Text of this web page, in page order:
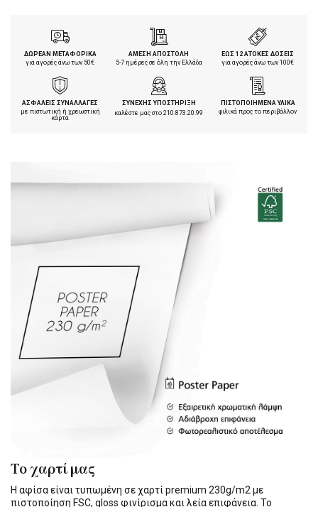
ΔΩΡΕΑΝ ΜΕΤΑΦΟΡΙΚΑ
για αγορές άνω των 50€
ΑΜΕΣΗ ΑΠΟΣΤΟΛΗ
5-7 ημέρες σε όλη την Ελλάδα
ΕΩΣ 12 ΑΤΟΚΕΣ ΔΟΣΕΙΣ
για αγορές άνω των 100€
ΑΣΦΑΛΕΙΣ ΣΥΝΑΛΛΑΓΕΣ
με πιστωτική ή χρεωστική
κάρτα
ΣΥΝΕΧΗΣ ΥΠΟΣΤΗΡΙΞΗ
καλέστε μας στο210.873.20.99
ΠΙΣΤΟΠΟΙΗΜΕΝΑ ΥΛΙΚΑ
φιλικά προς το περιβάλλον
Το χαρτί μας
Η αφίσα είναι τυπωμένη σε χαρτί premium 230g/m2 με
πιστοποίηση FSC, gloss φινίρισμα και λεία επιφάνεια. Το